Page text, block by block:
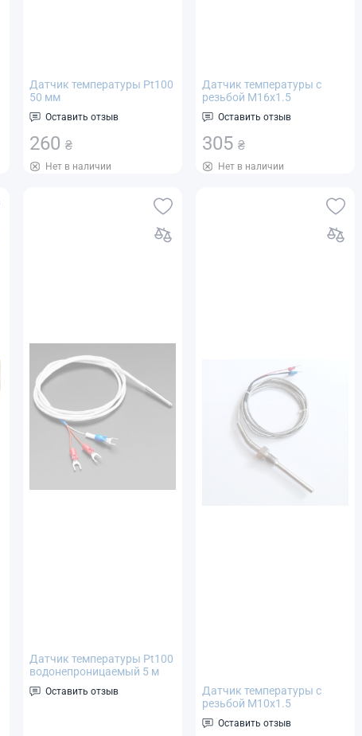
Датчик температуры Pt100
50 мм
(термосопротивление) для
ПИД
термоконтроллера -50...+400°C
Оставить отзыв
260 ₴
Нет в наличии
Датчик температуры с
резьбой М16х1.5
термосопротивление Pt100
XKWZP-291
Оставить отзыв
305 ₴
Нет в наличии
Датчик температуры Pt100
водонепроницаемый 5 м
(термосопротивление)
термоконтроллера -50...+200°C
Оставить отзыв
Датчик температуры с
резьбой М10х1.5
термосопротивление Pt100
XKWZP-291
Оставить отзыв